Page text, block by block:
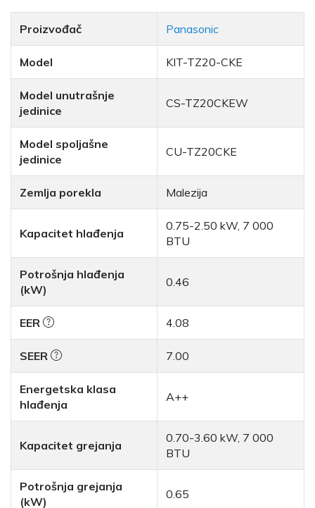
Proizvođač Panasonic
Model KIT-TZ20-CKE
Model unutrašnje
jedinice
CS-TZ20CKEW
Model spoljašne
jedinice
CU-TZ20CKE
Zemlja porekla Malezija
Kapacitet hlađenja
0.75-2.50 kW, 7 000
BTU
Potrošnja hlađenja
(kW)
0.46
EER 4.08
SEER 7.00
Energetska klasa
hlađenja
A++
Kapacitet grejanja
0.70-3.60 kW, 7 000
BTU
Potrošnja grejanja
(kW)
0.65